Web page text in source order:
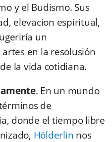
y el Budismo. Sus
elevacion espiritual,
un
artesen la resolusión
de la vida cotidiana.
. En un mundo
de
donde el tiempo libre
Hölderlin nos